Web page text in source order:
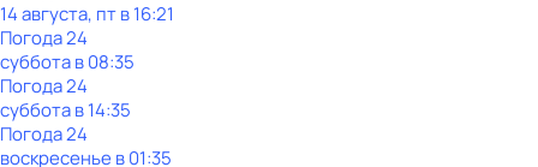
14 августа, пт в 16:21
Погода 24
субботав08:35
Погода 24
субботав14:35
Погода 24
воскресенье в01:35